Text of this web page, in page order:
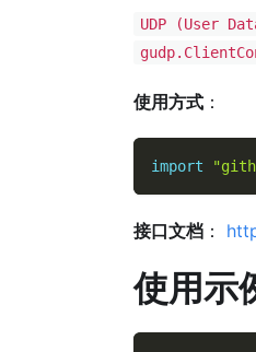
UDP (User
使用方式 ：
import
接口文档 ：
使用示